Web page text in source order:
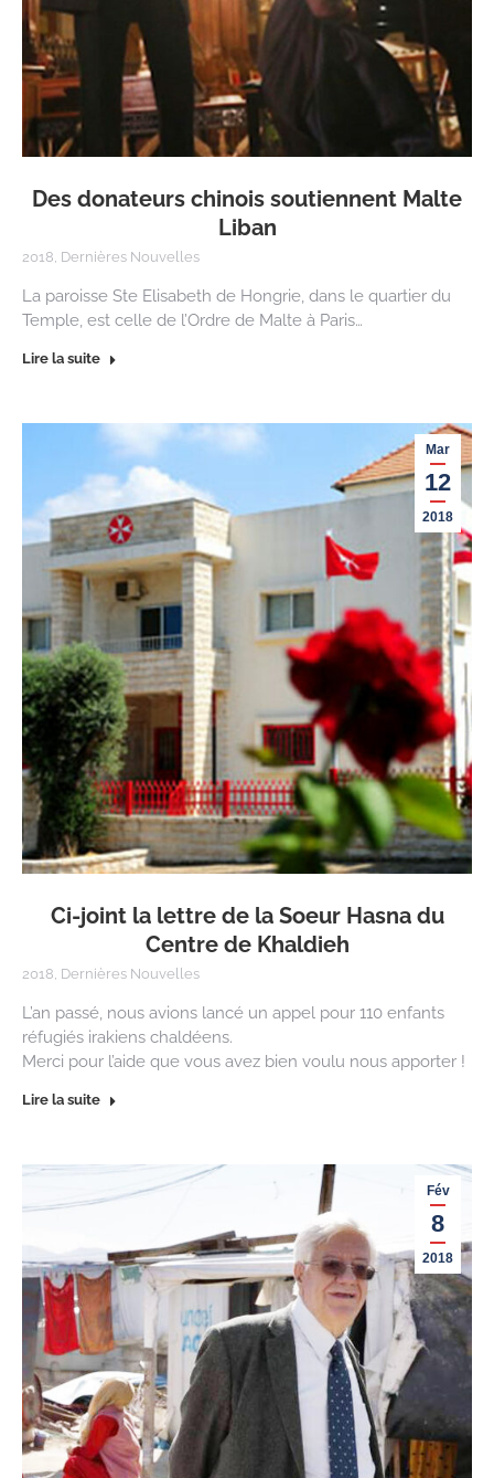
Des donateurs chinois soutiennent Malte
Liban
2018, Dernières Nouvelles
La paroisse Ste Elisabeth de Hongrie, dans le quartier du
Temple, est celle de l’Ordre de Malte à Paris…
Lire la suite
Mar
12
2018
Ci-joint la lettre de la Soeur Hasna du
Centre de Khaldieh
2018, Dernières Nouvelles
L’an passé, nous avions lancé un appel pour 110 enfants
réfugiés irakiens chaldéens.
Merci pour l’aide que vous avez bien voulu nous apporter !
Lire la suite
Fév
8
2018